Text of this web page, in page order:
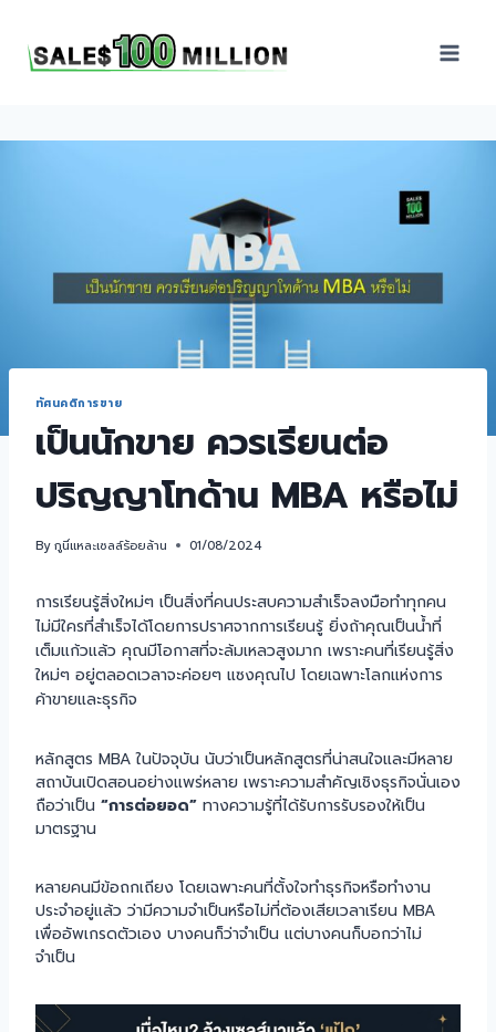
ทัศนคติการขาย
เป็นนักขาย ควรเรียนต่อ
ปริญญาโทด้าน MBA หรือไม่
Byกูนี่แหละเซลล์ร้อยล้าน 01/08/2024
การเรียนรู้สิ่งใหม่ๆ เป็นสิ่งที่คนประสบความสำเร็จลงมือทำทุกคน
ไม่มีใครที่สำเร็จได้โดยการปราศจากการเรียนรู้ ยิ่งถ้าคุณเป็นน้ำที่
เต็มแก้วแล้ว คุณมีโอกาสที่จะล้มเหลวสูงมาก เพราะคนที่เรียนรู้สิ่ง
ใหม่ๆ อยู่ตลอดเวลาจะค่อยๆ แซงคุณไป โดยเฉพาะโลกแห่งการ
ค้าขายและธุรกิจ
หลักสูตร MBA ในปัจจุบัน นับว่าเป็นหลักสูตรที่น่าสนใจและมีหลาย
สถาบันเปิดสอนอย่างแพร่หลาย เพราะความสำคัญเชิงธุรกิจนั่นเอง
ถือว่าเป็น “การต่อยอด” ทางความรู้ที่ได้รับการรับรองให้เป็น
มาตรฐาน
หลายคนมีข้อถกเถียง โดยเฉพาะคนที่ตั้งใจทำธุรกิจหรือทำงาน
ประจำอยู่แล้ว ว่ามีความจำเป็นหรือไม่ที่ต้องเสียเวลาเรียน MBA
เพื่ออัพเกรดตัวเอง บางคนก็ว่าจำเป็น แต่บางคนก็บอกว่าไม่
จำเป็น